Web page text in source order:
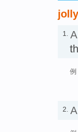
jolly
1.
例
2.